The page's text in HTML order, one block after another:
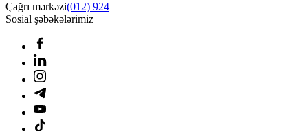
Çağrı mərkəzi(012) 924
Sosial şəbəkələrimiz